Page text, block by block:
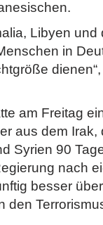
Libyen und
in
am Freitag
aus dem Irak,
Syrien 90
nach
besser
den